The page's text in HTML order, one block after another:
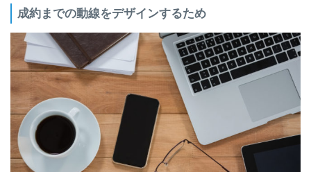
成約までの動線をデザインするため